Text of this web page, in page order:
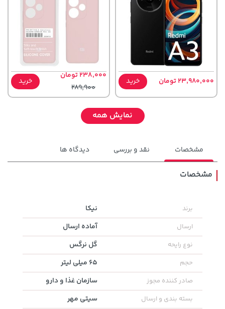
23,980,000 تومان خرید
238,000 تومان
289,900
خرید
185,000 تومان
219,900
3,479,000 تومان
4,580,000
نمایش همه
مشخصات نقد و بررسی دیدگاه ها
مشخصات
برند نیکا
ارسال آماده ارسال
نوع رایحه گل نرگس
حجم 65 میلی لیتر
صادر کننده مجوز سازمان غذا و دارو
بسته بندی و ارسال سیتی مهر